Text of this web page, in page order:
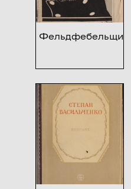
Фельдфебельщина